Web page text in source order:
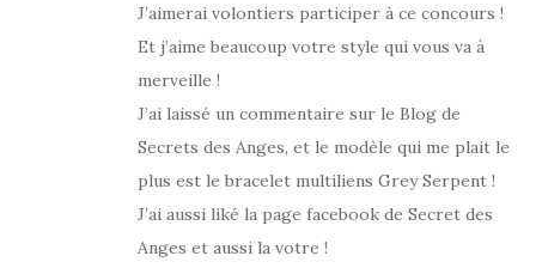
J’aimerai volontiers participer à ce concours !
Et j’aime beaucoup votre style qui vous va à
merveille !
J’ai laissé un commentaire sur le Blog de
Secrets des Anges, et le modèle qui me plait le
plus est le bracelet multiliens Grey Serpent !
J’ai aussi liké la page facebook de Secret des
Anges et aussi la votre !